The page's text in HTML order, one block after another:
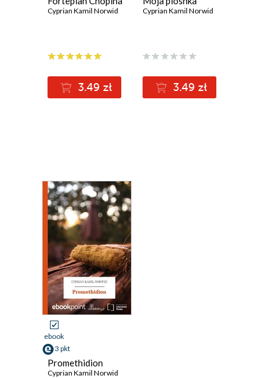
Cyprian Kamil Norwid
3.49 zł
Cyprian Kamil Norwid
3.49 zł
ebook
3 pkt
Promethidion
Cyprian Kamil Norwid